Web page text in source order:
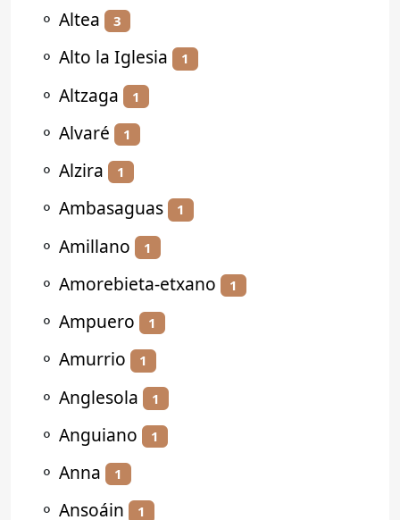
⚬ Altea 3
⚬ Alto la Iglesia 1
⚬ Altzaga 1
⚬ Alvaré 1
⚬ Alzira 1
⚬ Ambasaguas 1
⚬ Amillano 1
⚬ Amorebieta-etxano 1
⚬ Ampuero 1
⚬ Amurrio 1
⚬ Anglesola 1
⚬ Anguiano 1
⚬ Anna 1
⚬ Ansoáin 1